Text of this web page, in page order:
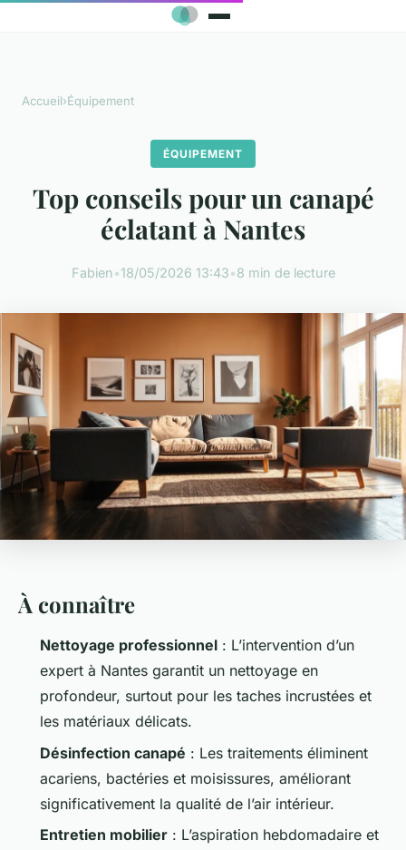
Accueil›Équipement
ÉQUIPEMENT
Top conseils pour un canapé
éclatant à Nantes
Fabien•18/05/2026 13:43•8 min de lecture
À connaître
Nettoyage professionnel : L’intervention d’un
expert à Nantes garantit un nettoyage en
profondeur, surtout pour les taches incrustées et
les matériaux délicats.
Désinfection canapé : Les traitements éliminent
acariens, bactéries et moisissures, améliorant
significativement la qualité de l’air intérieur.
Entretien mobilier : L’aspiration hebdomadaire et